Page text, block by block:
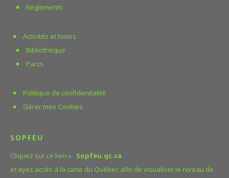
Règlements
Activités et loisirs
Bibliothèque
Parcs
Politique de confidentialité
Gérer mes Cookies
SOPFEU
Cliquez sur ce lien-» Sopfeu.qc.ca
et ayez accès à la carte du Québec afin de visualiser le niveau de